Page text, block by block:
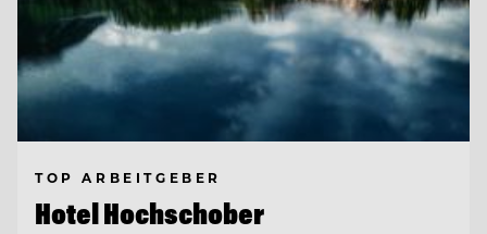
TOP ARBEITGEBER
Hotel Hochschober